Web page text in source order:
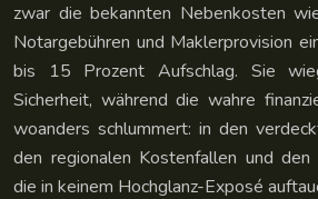
zwar die bekannten Nebenkosten
Notargebühren und Maklerprovision
bis 15 Prozent Aufschlag. Sie
Sicherheit, während die wahre
woanders schlummert: in den
den regionalen Kostenfallen und den
die in keinem Hochglanz-Exposé